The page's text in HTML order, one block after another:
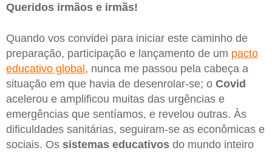
Queridos irmãos e irmãs!
Quando vos convidei para iniciar este caminho de
preparação, participação e lançamento de um pacto
educativo global , nunca me passou pela cabeça a
situação em que havia de desenrolar-se; o Covid
acelerou e amplificou muitas das urgências e
emergências que sentíamos, e revelou outras. Às
dificuldades sanitárias, seguiram-se as econômicas e
sociais. Os sistemas educativos do mundo inteiro